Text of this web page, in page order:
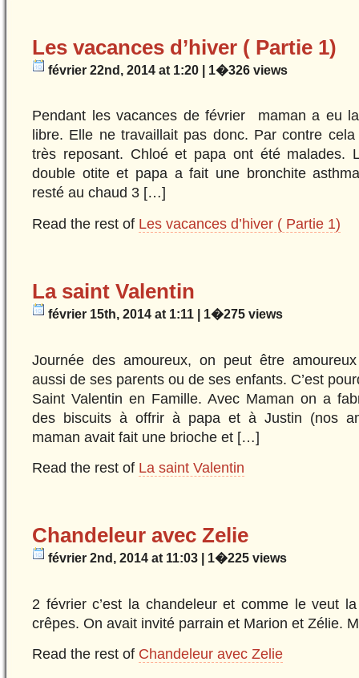
Les vacances d’hiver ( Partie 1)
février 22nd, 2014 at 1:20 | 1�326 views
Pendant les vacances de février maman a eu
libre. Elle ne travaillait pas donc. Par contre
très reposant. Chloé et papa ont été malades.
double otite et papa a fait une bronchite
resté au chaud 3 […]
Read the rest of Les vacances d’hiver ( Partie 1)
La saint Valentin
février 15th, 2014 at 1:11 | 1�275 views
Journée des amoureux, on peut être
aussi de ses parents ou de ses enfants. C’est
Saint Valentin en Famille. Avec Maman on a
des biscuits à offrir à papa et à Justin (nos
maman avait fait une brioche et […]
Read the rest of La saint Valentin
Chandeleur avec Zelie
février 2nd, 2014 at 11:03 | 1�225 views
2 février c’est la chandeleur et comme le veut
crêpes. On avait invité parrain et Marion et Zélie.
Read the rest of Chandeleur avec Zelie